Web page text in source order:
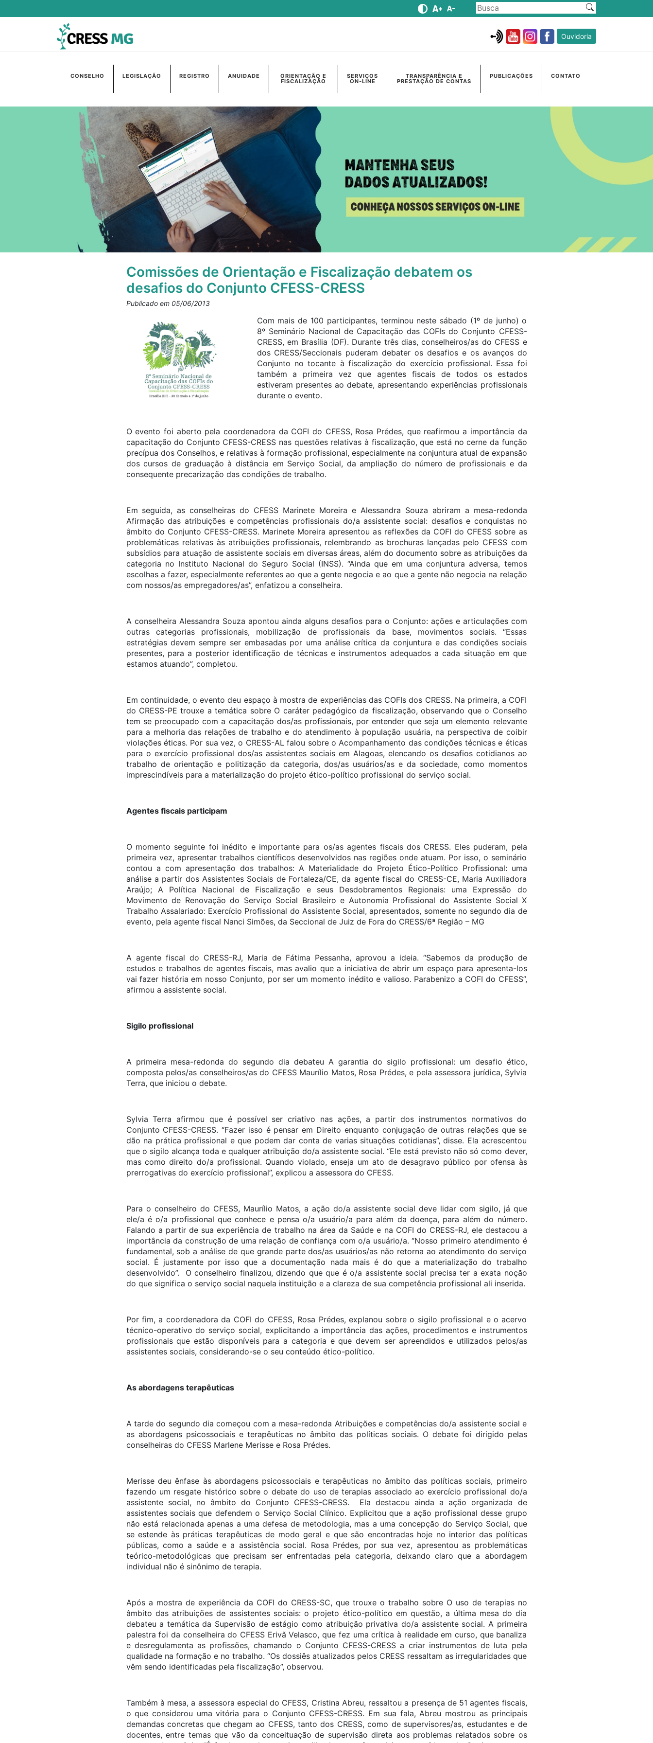
Ouvidoria
CONSELHO LEGISLAÇÃO REGISTRO ANUIDADE ORIENTAÇÃO E
FISCALIZAÇÃO
SERVIÇOS
ON-LINE
TRANSPARÊNCIA E
PRESTAÇÃO DE CONTAS
PUBLICAÇÕES CONTATO
Comissões de Orientação e Fiscalização debatem os
desafios do Conjunto CFESS-CRESS
Publicado em 05/06/2013
Com mais de 100 participantes, terminou neste sábado (1º de junho) o
8º Seminário Nacional de Capacitação das COFIs do Conjunto CFESS-
CRESS, em Brasília (DF). Durante três dias, conselheiros/as do CFESS e
dos CRESS/Seccionais puderam debater os desafios e os avanços do
Conjunto no tocante à fiscalização do exercício profissional. Essa foi
também a primeira vez que agentes fiscais de todos os estados
estiveram presentes ao debate, apresentando experiências profissionais
durante o evento.
O evento foi aberto pela coordenadora da COFI do CFESS, Rosa Prédes, que reafirmou a importância da
capacitação do Conjunto CFESS-CRESS nas questões relativas à fiscalização, que está no cerne da função
precípua dos Conselhos, e relativas à formação profissional, especialmente na conjuntura atual de expansão
dos cursos de graduação à distância em Serviço Social, da ampliação do número de profissionais e da
consequente precarização das condições de trabalho.
Em seguida, as conselheiras do CFESS Marinete Moreira e Alessandra Souza abriram a mesa-redonda
Afirmação das atribuições e competências profissionais do/a assistente social: desafios e conquistas no
âmbito do Conjunto CFESS-CRESS. Marinete Moreira apresentou as reflexões da COFI do CFESS sobre as
problemáticas relativas às atribuições profissionais, relembrando as brochuras lançadas pelo CFESS com
subsídios para atuação de assistente sociais em diversas áreas, além do documento sobre as atribuições da
categoria no Instituto Nacional do Seguro Social (INSS). “Ainda que em uma conjuntura adversa, temos
escolhas a fazer, especialmente referentes ao que a gente negocia e ao que a gente não negocia na relação
com nossos/as empregadores/as”, enfatizou a conselheira.
A conselheira Alessandra Souza apontou ainda alguns desafios para o Conjunto: ações e articulações com
outras categorias profissionais, mobilização de profissionais da base, movimentos sociais. “Essas
estratégias devem sempre ser embasadas por uma análise crítica da conjuntura e das condições sociais
presentes, para a posterior identificação de técnicas e instrumentos adequados a cada situação em que
estamos atuando”, completou.
Em continuidade, o evento deu espaço à mostra de experiências das COFIs dos CRESS. Na primeira, a COFI
do CRESS-PE trouxe a temática sobre O caráter pedagógico da fiscalização, observando que o Conselho
tem se preocupado com a capacitação dos/as profissionais, por entender que seja um elemento relevante
para a melhoria das relações de trabalho e do atendimento à população usuária, na perspectiva de coibir
violações éticas. Por sua vez, o CRESS-AL falou sobre o Acompanhamento das condições técnicas e éticas
para o exercício profissional dos/as assistentes sociais em Alagoas, elencando os desafios cotidianos ao
trabalho de orientação e politização da categoria, dos/as usuários/as e da sociedade, como momentos
imprescindíveis para a materialização do projeto ético-político profissional do serviço social.
Agentes fiscais participam
O momento seguinte foi inédito e importante para os/as agentes fiscais dos CRESS. Eles puderam, pela
primeira vez, apresentar trabalhos científicos desenvolvidos nas regiões onde atuam. Por isso, o seminário
contou a com apresentação dos trabalhos: A Materialidade do Projeto Ético-Político Profissional: uma
análise a partir dos Assistentes Sociais de Fortaleza/CE, da agente fiscal do CRESS-CE, Maria Auxiliadora
Araújo; A Política Nacional de Fiscalização e seus Desdobramentos Regionais: uma Expressão do
Movimento de Renovação do Serviço Social Brasileiro e Autonomia Profissional do Assistente Social X
Trabalho Assalariado: Exercício Profissional do Assistente Social, apresentados, somente no segundo dia de
evento, pela agente fiscal Nanci Simões, da Seccional de Juiz de Fora do CRESS/6ª Região – MG
A agente fiscal do CRESS-RJ, Maria de Fátima Pessanha, aprovou a ideia. “Sabemos da produção de
estudos e trabalhos de agentes fiscais, mas avalio que a iniciativa de abrir um espaço para apresenta-los
vai fazer história em nosso Conjunto, por ser um momento inédito e valioso. Parabenizo a COFI do CFESS”,
afirmou a assistente social.
Sigilo profissional
A primeira mesa-redonda do segundo dia debateu A garantia do sigilo profissional: um desafio ético,
composta pelos/as conselheiros/as do CFESS Maurílio Matos, Rosa Prédes, e pela assessora jurídica, Sylvia
Terra, que iniciou o debate.
Sylvia Terra afirmou que é possível ser criativo nas ações, a partir dos instrumentos normativos do
Conjunto CFESS-CRESS. “Fazer isso é pensar em Direito enquanto conjugação de outras relações que se
dão na prática profissional e que podem dar conta de varias situações cotidianas”, disse. Ela acrescentou
que o sigilo alcança toda e qualquer atribuição do/a assistente social. “Ele está previsto não só como dever,
mas como direito do/a profissional. Quando violado, enseja um ato de desagravo público por ofensa às
prerrogativas do exercício profissional”, explicou a assessora do CFESS.
Para o conselheiro do CFESS, Maurílio Matos, a ação do/a assistente social deve lidar com sigilo, já que
ele/a é o/a profissional que conhece e pensa o/a usuário/a para além da doença, para além do número.
Falando a partir de sua experiência de trabalho na área da Saúde e na COFI do CRESS-RJ, ele destacou a
importância da construção de uma relação de confiança com o/a usuário/a. “Nosso primeiro atendimento é
fundamental, sob a análise de que grande parte dos/as usuários/as não retorna ao atendimento do serviço
social. É justamente por isso que a documentação nada mais é do que a materialização do trabalho
desenvolvido”. O conselheiro finalizou, dizendo que que é o/a assistente social precisa ter a exata noção
do que significa o serviço social naquela instituição e a clareza de sua competência profissional ali inserida.
Por fim, a coordenadora da COFI do CFESS, Rosa Prédes, explanou sobre o sigilo profissional e o acervo
técnico-operativo do serviço social, explicitando a importância das ações, procedimentos e instrumentos
profissionais que estão disponíveis para a categoria e que devem ser apreendidos e utilizados pelos/as
assistentes sociais, considerando-se o seu conteúdo ético-político.
As abordagens terapêuticas
A tarde do segundo dia começou com a mesa-redonda Atribuições e competências do/a assistente social e
as abordagens psicossociais e terapêuticas no âmbito das políticas sociais. O debate foi dirigido pelas
conselheiras do CFESS Marlene Merisse e Rosa Prédes.
Merisse deu ênfase às abordagens psicossociais e terapêuticas no âmbito das políticas sociais, primeiro
fazendo um resgate histórico sobre o debate do uso de terapias associado ao exercício profissional do/a
assistente social, no âmbito do Conjunto CFESS-CRESS. Ela destacou ainda a ação organizada de
assistentes sociais que defendem o Serviço Social Clínico. Explicitou que a ação profissional desse grupo
não está relacionada apenas a uma defesa de metodologia, mas a uma concepção do Serviço Social, que
se estende às práticas terapêuticas de modo geral e que são encontradas hoje no interior das políticas
públicas, como a saúde e a assistência social. Rosa Prédes, por sua vez, apresentou as problemáticas
teórico-metodológicas que precisam ser enfrentadas pela categoria, deixando claro que a abordagem
individual não é sinônimo de terapia.
Após a mostra de experiência da COFI do CRESS-SC, que trouxe o trabalho sobre O uso de terapias no
âmbito das atribuições de assistentes sociais: o projeto ético-político em questão, a última mesa do dia
debateu a temática da Supervisão de estágio como atribuição privativa do/a assistente social. A primeira
palestra foi da conselheira do CFESS Erivã Velasco, que fez uma crítica à realidade em curso, que banaliza
e desregulamenta as profissões, chamando o Conjunto CFESS-CRESS a criar instrumentos de luta pela
qualidade na formação e no trabalho. “Os dossiês atualizados pelos CRESS ressaltam as irregularidades que
vêm sendo identificadas pela fiscalização”, observou.
Também à mesa, a assessora especial do CFESS, Cristina Abreu, ressaltou a presença de 51 agentes fiscais,
o que considerou uma vitória para o Conjunto CFESS-CRESS. Em sua fala, Abreu mostrou as principais
demandas concretas que chegam ao CFESS, tanto dos CRESS, como de supervisores/as, estudantes e de
docentes, entre temas que vão da conceituação de supervisão direta aos problemas relatados sobre os